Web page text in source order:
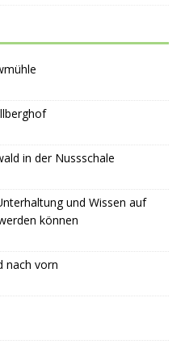
in der Nussschale
und Wissen auf
können
nach vorn